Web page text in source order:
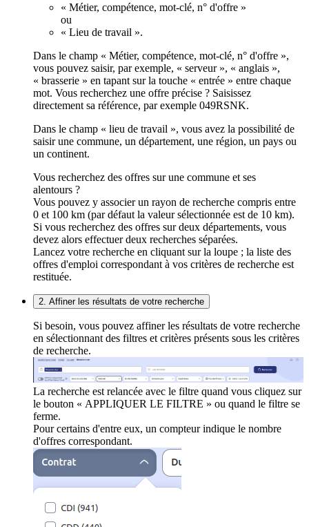
« Métier, compétence, mot-clé, n° d'offre »
ou
« Lieu de travail ».
Dans le champ « Métier, compétence, mot-clé, n° d'offre »,
vous pouvez saisir, par exemple, « serveur », « anglais »,
« brasserie » en tapant sur la touche « entrée » entre chaque
mot. Vous recherchez une offre précise ? Saisissez
directement sa référence, par exemple 049RSNK.
Dans le champ « lieu de travail », vous avez la possibilité de
saisir une commune, un département, une région, un pays ou
un continent.
Vous recherchez des offres sur une commune et ses
alentours ?
Vous pouvez y associer un rayon de recherche compris entre
0 et 100 km (par défaut la valeur sélectionnée est de 10 km).
Si vous recherchez des offres sur deux départements, vous
devez alors effectuer deux recherches séparées.
Lancez votre recherche en cliquant sur la loupe ; la liste des
offres d'emploi correspondant à vos critères de recherche est
restituée.
2. Affiner les résultats de votre recherche
Si besoin, vous pouvez affiner les résultats de votre recherche
en sélectionnant des filtres et critères présents sous les critères
de recherche.
La recherche est relancée avec le filtre quand vous cliquez sur
le bouton « APPLIQUER LE FILTRE » ou quand le filtre se
ferme.
Pour certains d'entre eux, un compteur indique le nombre
d'offres correspondant.